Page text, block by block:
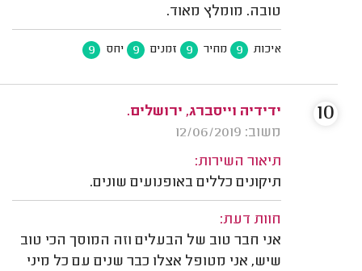
טובה. מומלץ מאוד.
איכות 9 מחיר 9 זמנים 9 יחס 9
ידידיה וייסברג, ירושלים.
משוב: 12/06/2019
תיאור השירות:
תיקונים כללים באופנועים שונים.
חוות דעת:
אני חבר טוב של הבעלים וזה המוסך הכי טוב
שיש, אני מטופל אצלו כבר שנים עם כל מיני
10